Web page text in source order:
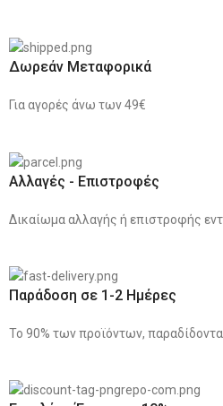
Δωρεάν Μεταφορικά
Για αγορές άνω των 49€
Αλλαγές - Επιστροφές
Δικαίωμα αλλαγής ή επιστροφής
Παράδοση σε 1-2 Ημέρες
Το 90% των προϊόντων,